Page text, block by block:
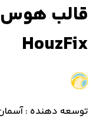
قالب
HouzFix
توسعه دهنده :